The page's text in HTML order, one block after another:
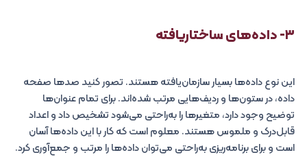
۳- داده‌های ساختاریافته
این نوع داده‌ها بسیار سازمان‌یافته هستند. تصور کنید صدها صفحه
داده، در ستون‌ها و ردیف‌هایی مرتب شده‌اند. برای تمام عنوان‌ها
توضیح وجود دارد، متغیرها را به‌راحتی می‌شود تشخیص داد و اعداد
قابل‌درک و ملموس هستند. معلوم است که کار با این داده‌ها آسان
است و برای برنامه‌ریزی به‌راحتی می‌توان داده‌ها را مرتب و جمع‌آوری کرد.